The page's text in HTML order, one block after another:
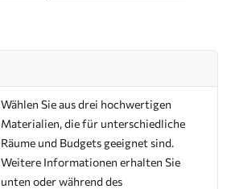
Wählen Sie aus drei hochwertigen
Materialien, die für unterschiedliche
Räume und Budgets geeignet sind.
Weitere Informationen erhalten Sie
unten oder während des